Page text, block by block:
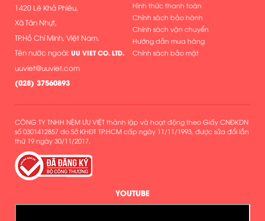
1420 Lê Khả Phiêu,
Xã Tân Nhựt,
TP.Hồ Chí Minh, Việt Nam.
Tên nước ngoài: UU VIET CO. LTD.
uuviet@uuviet.com
(028) 37560893
Hình thức thanh toán
Chính sách bảo hành
Chính sách vận chuyển
Hướng dẫn mua hàng
Chính sách bảo mật
CÔNG TY TNHH NỆM ƯU VIỆT thành lập và hoạt động theo Giấy CNĐKDN
số 0301412857 do Sở KHĐT TP.HCM cấp ngày 11/11/1993, được sửa đổi lần
thứ 19 ngày 30/11/2017.
YOUTUBE